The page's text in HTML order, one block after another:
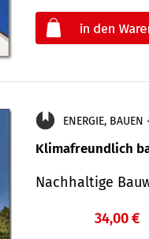
ENERGIE,
Klimafreundlich
Nachhaltige
34,00 €